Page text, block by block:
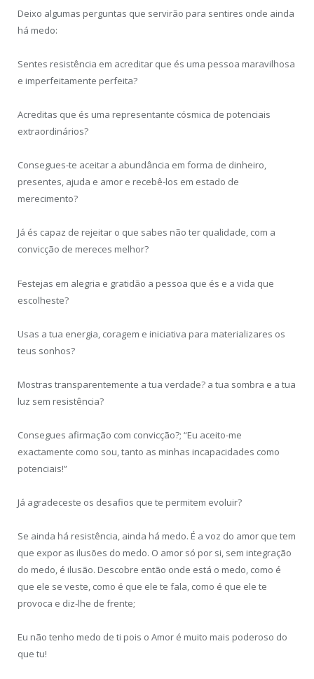
Deixo algumas perguntas que servirão para sentires onde ainda
há medo:
Sentes resistência em acreditar que és uma pessoa maravilhosa
e imperfeitamente perfeita?
Acreditas que és uma representante cósmica de potenciais
extraordinários?
Consegues-te aceitar a abundância em forma de dinheiro,
presentes, ajuda e amor e recebê-los em estado de
merecimento?
Já és capaz de rejeitar o que sabes não ter qualidade, com a
convicção de mereces melhor?
Festejas em alegria e gratidão a pessoa que és e a vida que
escolheste?
Usas a tua energia, coragem e iniciativa para materializares os
teus sonhos?
Mostras transparentemente a tua verdade? a tua sombra e a tua
luz sem resistência?
Consegues afirmação com convicção?; “Eu aceito-me
exactamente como sou, tanto as minhas incapacidades como
potenciais!”
Já agradeceste os desafios que te permitem evoluir?
Se ainda há resistência, ainda há medo. É a voz do amor que tem
que expor as ilusões do medo. O amor só por si, sem integração
do medo, é ilusão. Descobre então onde está o medo, como é
que ele se veste, como é que ele te fala, como é que ele te
provoca e diz-lhe de frente;
Eu não tenho medo de ti pois o Amor é muito mais poderoso do
que tu!